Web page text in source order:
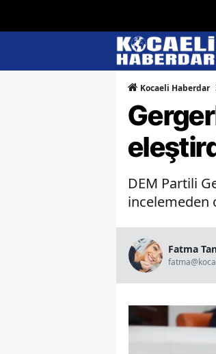
Kocaeli Haberdar
DEM Partili
incelemeden
Fatma